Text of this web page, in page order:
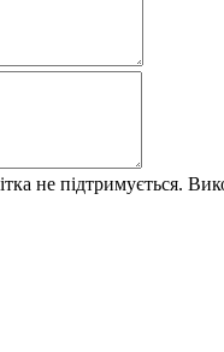
не підтримується.